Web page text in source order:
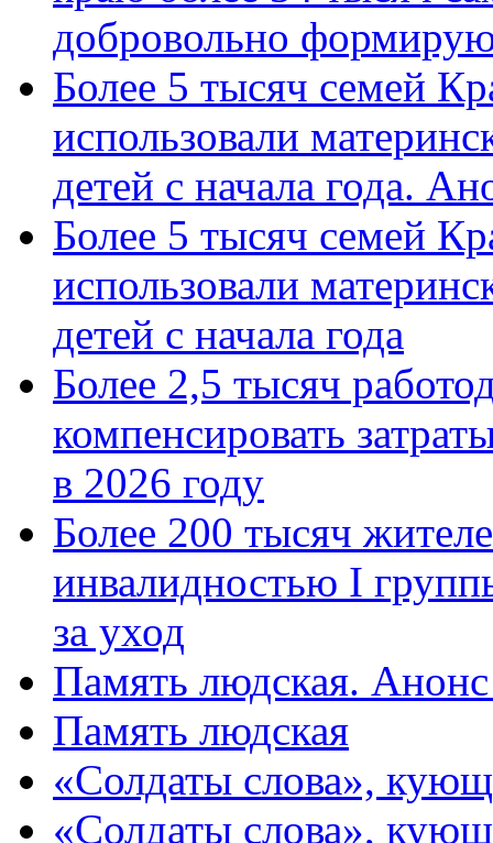
добровольно
Более 5 тысяч семей
использовали
детей с начала года.
Более 5 тысяч семей
использовали
детей с начала года
Более 2,5 тысяч
компенсировать
в 2026 году
Более 200 тысяч
инвалидностью I
за уход
Память людская.
Память людская
«Солдаты слова»,
«Солдаты слова»,